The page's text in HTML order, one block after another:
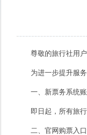
尊敬的旅行社用户
为进一步提升服务
一、新票务系统账
即日起，所有旅行
二、官网购票入口